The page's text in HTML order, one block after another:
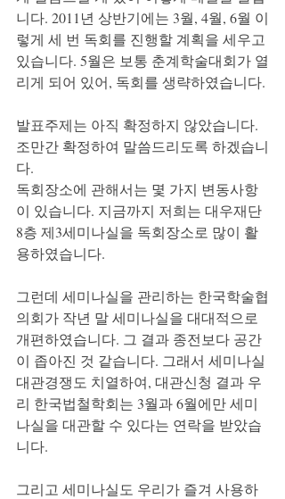
니다. 2011년 상반기에는 3월, 4월, 6월 이
렇게 세 번 독회를 진행할 계획을 세우고
있습니다. 5월은 보통 춘계학술대회가 열
리게 되어 있어, 독회를 생략하였습니다.
발표주제는 아직 확정하지 않았습니다.
조만간 확정하여 말씀드리도록 하겠습니
다.
독회장소에 관해서는 몇 가지 변동사항
이 있습니다. 지금까지 저희는 대우재단
8층 제3세미나실을 독회장소로 많이 활
용하였습니다.
그런데 세미나실을 관리하는 한국학술협
의회가 작년 말 세미나실을 대대적으로
개편하였습니다. 그 결과 종전보다 공간
이 좁아진 것 같습니다. 그래서 세미나실
대관경쟁도 치열하여, 대관신청 결과 우
리 한국법철학회는 3월과 6월에만 세미
나실을 대관할 수 있다는 연락을 받았습
니다.
그리고 세미나실도 우리가 즐겨 사용하